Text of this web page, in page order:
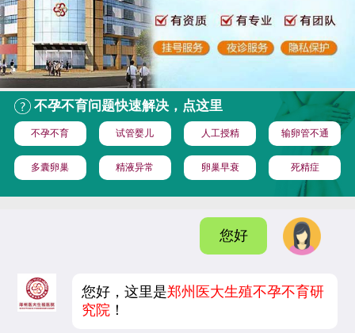
不孕不育问题快速解决，点这里
不孕不育 试管婴儿 人工授精 输卵管不通
多囊卵巢 精液异常 卵巢早衰 死精症
您好
您好，这里是郑州医大生殖不孕不育研
究院 ！